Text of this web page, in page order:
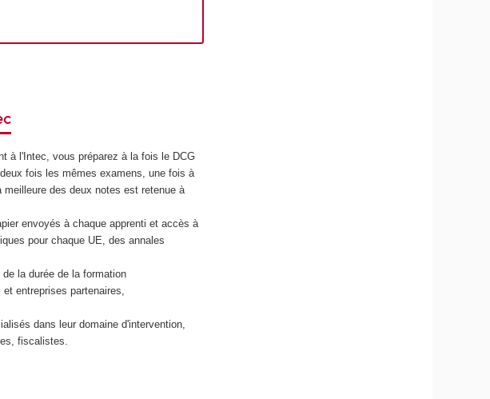
à l'Intec, vous préparez à la fois le DCG
fois les mêmes examens, une fois à
des deux notes est retenue à
envoyés à chaque apprenti et accès à
pour chaque UE, des annales
la durée de la formation
entreprises partenaires,
dans leur domaine d'intervention,
fiscalistes.